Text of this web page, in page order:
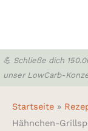
💪 Schließe dich
unser LowCarb-
Startseite »
Hähnchen-